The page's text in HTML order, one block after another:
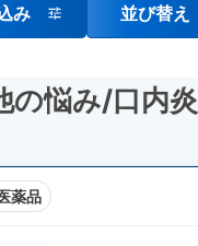
み
並び替え
の悩み/口内炎
薬品